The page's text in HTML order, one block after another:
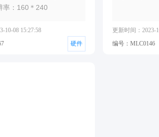
率：160＊240
10-08 15:27:58
硬件
更新时间：2023-
编号：MLC0146